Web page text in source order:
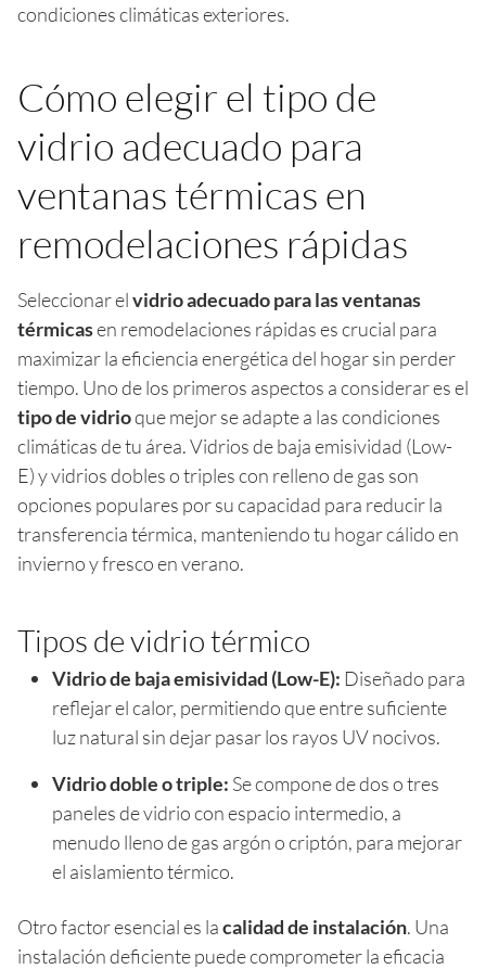
condiciones climáticas exteriores.
Cómo elegir el tipo de
vidrio adecuado para
ventanas térmicas en
remodelaciones rápidas
Seleccionar elvidrio adecuado para las ventanas
térmicasen remodelaciones rápidas es crucial para
maximizar la eficiencia energética del hogar sin perder
tiempo. Uno de los primeros aspectos a considerar es el
tipo de vidrioque mejor se adapte a las condiciones
climáticas de tu área. Vidrios de baja emisividad (Low-
E) y vidrios dobles o triples con relleno de gas son
opciones populares por su capacidad para reducir la
transferencia térmica, manteniendo tu hogar cálido en
invierno y fresco en verano.
Tipos de vidrio térmico
Vidrio de baja emisividad (Low-E): Diseñado para
reflejar el calor, permitiendo que entre suficiente
luz natural sin dejar pasar los rayos UV nocivos.
Vidrio doble o triple: Se compone de dos o tres
paneles de vidrio con espacio intermedio, a
menudo lleno de gas argón o criptón, para mejorar
el aislamiento térmico.
Otro factor esencial es lacalidad de instalación. Una
instalación deficiente puede comprometer la eficacia